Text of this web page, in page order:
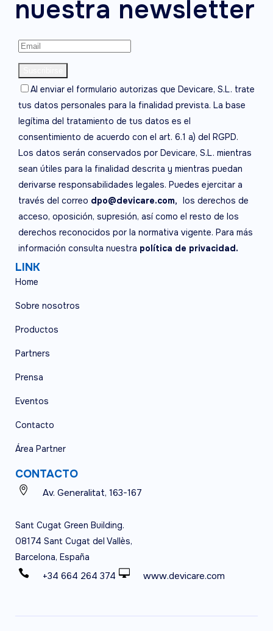
nuestra newsletter
Al enviar el formulario autorizas que Devicare, S.L. trate
tus datos personales para la finalidad prevista. La base
legítima del tratamiento de tus datos es el
consentimiento de acuerdo con el art. 6.1 a) del RGPD.
Los datos serán conservados por Devicare, S.L. mientras
sean útiles para la finalidad descrita y mientras puedan
derivarse responsabilidades legales. Puedes ejercitar a
través del correo dpo@devicare.com,
los derechos de
acceso, oposición, supresión, así como el resto de los
derechos reconocidos por la normativa vigente. Para más
información consulta nuestra política de privacidad.
LINK
Home
Sobre nosotros
Productos
Partners
Prensa
Eventos
Contacto
Área Partner
CONTACTO
Av. Generalitat, 163-167
Sant Cugat Green Building.
08174 Sant Cugat del Vallès,
Barcelona, España
+34 664 264 374 www.devicare.com